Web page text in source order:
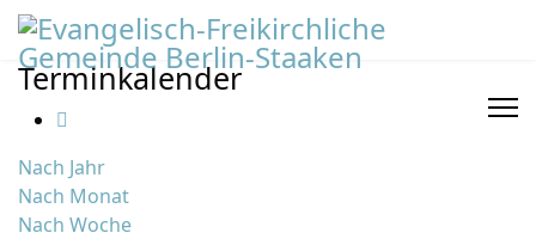
Terminkalender
Nach Jahr
Nach Monat
Nach Woche